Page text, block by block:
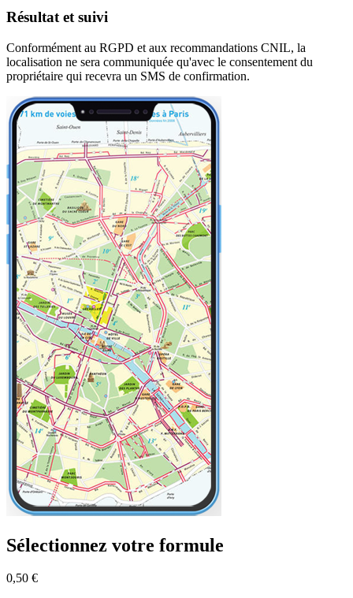
Résultat et suivi
Conformément au RGPD et aux recommandations CNIL, la
localisation ne sera communiquée qu'avec le consentement du
propriétaire qui recevra un SMS de confirmation.
Sélectionnez votre formule
0,50 €